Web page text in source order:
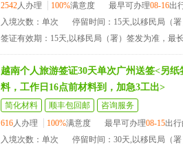
2542人办理 100%满意度 最早可办理08-16出
入境次数：单次
停留时间：15天,以移民局（
签证有效期：15天,以移民局（署）签发为准，最
越南个人旅游签证30天单次广州送签<另
料，工作日16点前材料到，加急3工出>
简化材料 顺丰包回邮
咨询服务
616人办理 100%满意度 最早可办理08-15出
入境次数：单次
停留时间：30天,以移民局（